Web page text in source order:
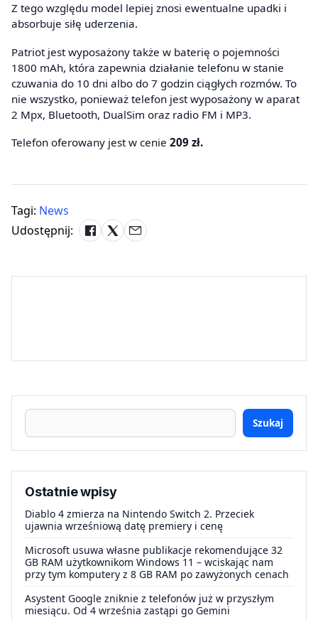
Z tego względu model lepiej znosi ewentualne upadki i
absorbuje siłę uderzenia.
Patriot jest wyposażony także w baterię o pojemności
1800 mAh, która zapewnia działanie telefonu w stanie
czuwania do 10 dni albo do 7 godzin ciągłych rozmów. To
nie wszystko, ponieważ telefon jest wyposażony w aparat
2 Mpx, Bluetooth, DualSim oraz radio FM i MP3.
Telefon oferowany jest w cenie 209 zł.
Tagi: News
Udostępnij:
Szukaj
Ostatnie wpisy
Diablo 4 zmierza na Nintendo Switch 2. Przeciek
ujawnia wrześniową datę premiery i cenę
Microsoft usuwa własne publikacje rekomendujące 32
GB RAM użytkownikom Windows 11 – wciskając nam
przy tym komputery z 8 GB RAM po zawyżonych cenach
Asystent Google zniknie z telefonów już w przyszłym
miesiącu. Od 4 września zastąpi go Gemini